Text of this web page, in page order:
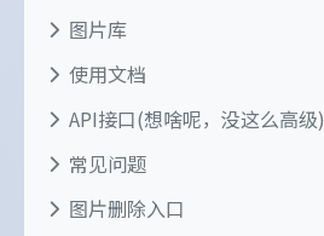
图片库
使用文档
API接口(想啥呢，没这么高级)
常见问题
图片删除入口